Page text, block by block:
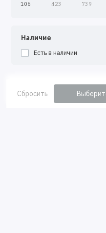
106 423 739
Наличие
Есть в наличии
Сбросить